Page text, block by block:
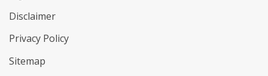
Disclaimer
Privacy Policy
Sitemap